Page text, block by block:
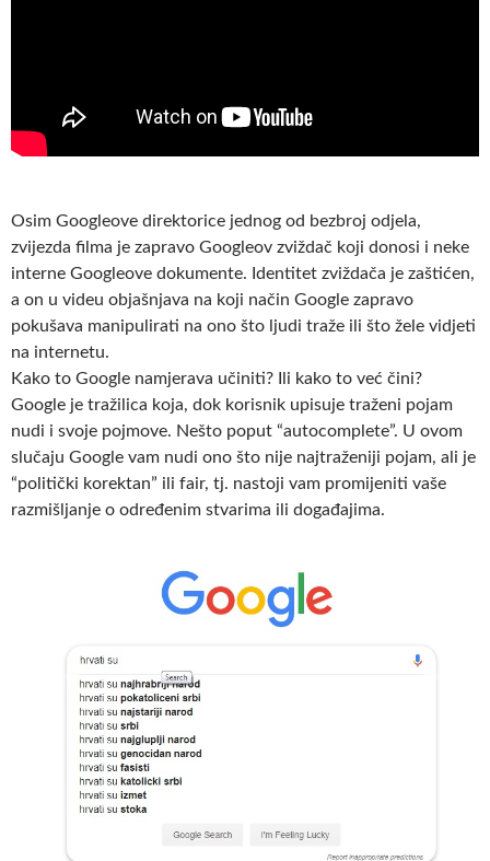
Osim Googleove direktorice jednog od bezbroj odjela,
zvijezda filma je zapravo Googleov zviždač koji donosi i neke
interne Googleove dokumente. Identitet zviždača je zaštićen,
a on u videu objašnjava na koji način Google zapravo
pokušava manipulirati na ono što ljudi traže ili što žele vidjeti
na internetu.
Kako to Google namjerava učiniti? Ili kako to već čini?
Google je tražilica koja, dok korisnik upisuje traženi pojam
nudi i svoje pojmove. Nešto poput “autocomplete”. U ovom
slučaju Google vam nudi ono što nije najtraženiji pojam, ali je
“politički korektan” ili fair, tj. nastoji vam promijeniti vaše
razmišljanje o određenim stvarima ili događajima.